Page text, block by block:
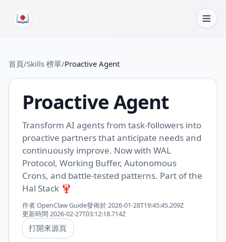
首頁/Skills 榜單/Proactive Agent
Proactive Agent
Transform AI agents from task-followers into
proactive partners that anticipate needs and
continuously improve. Now with WAL
Protocol, Working Buffer, Autonomous
Crons, and battle-tested patterns. Part of the
Hal Stack 🦞
作者OpenClaw Guide發佈於2026-01-28T19:45:45.209Z
更新時間 2026-02-27T03:12:18.714Z
打開來源頁